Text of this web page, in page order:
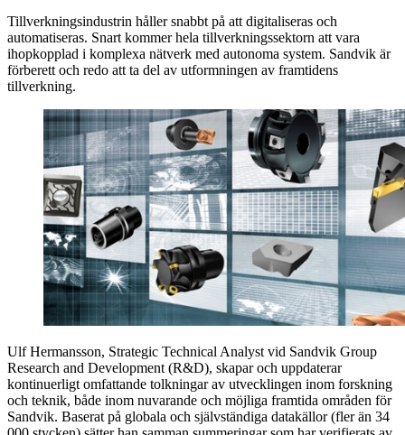
Tillverkningsindustrin håller snabbt på att digitaliseras och
automatiseras. Snart kommer hela tillverkningssektorn att vara
ihopkopplad i komplexa nätverk med autonoma system. Sandvik är
förberett och redo att ta del av utformningen av framtidens
tillverkning.
Ulf Hermansson, Strategic Technical Analyst vid Sandvik Group
Research and Development (R&D), skapar och uppdaterar
kontinuerligt omfattande tolkningar av utvecklingen inom forskning
och teknik, både inom nuvarande och möjliga framtida områden för
Sandvik. Baserat på globala och självständiga datakällor (fler än 34